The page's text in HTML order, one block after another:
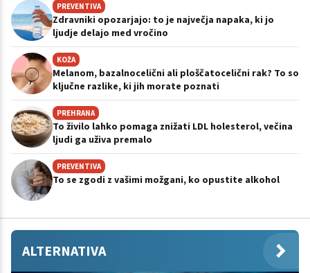
PREVENTIVA
Zdravniki opozarjajo: to je največja napaka, ki jo
ljudje delajo med vročino
KOŽA
Melanom, bazalnocelični ali ploščatocelični rak? To so
ključne razlike, ki jih morate poznati
PREHRANA
To živilo lahko pomaga znižati LDL holesterol, večina
ljudi ga uživa premalo
PREVENTIVA
To se zgodi z vašimi možgani, ko opustite alkohol
ALTERNATIVA